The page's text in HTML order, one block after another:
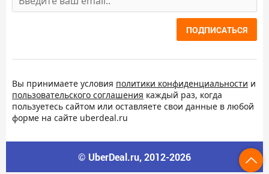
ПОДПИСАТЬСЯ
Вы принимаете условия политики конфиденциальности и
пользовательского соглашения каждый раз, когда
пользуетесь сайтом или оставляете свои данные в любой
форме на сайте uberdeal.ru
© UberDeal.ru, 2012-2026